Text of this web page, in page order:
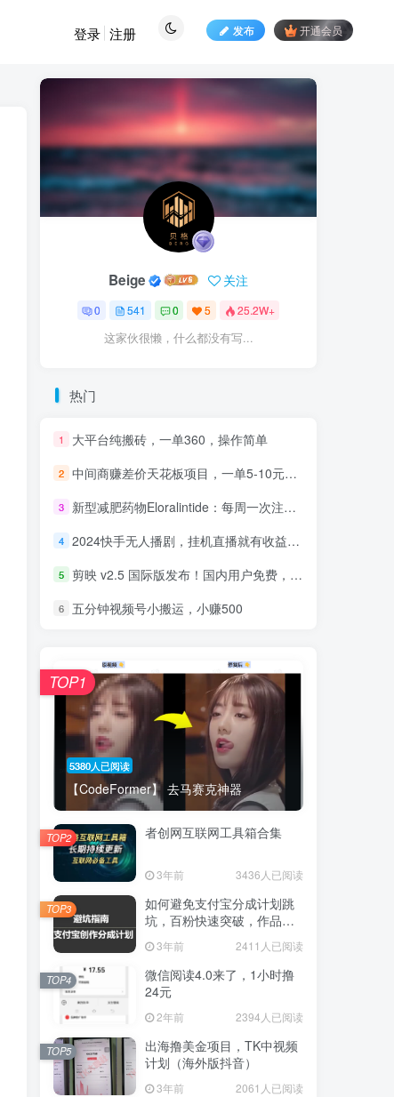
发布 开通会员
登录 注册
Beige 关注
0 541 0 5 25.2W+
这家伙很懒，什么都没有写...
热门
1 大平台纯搬砖，一单360，操作简单
2 中间商赚差价天花板项目，一单5-10元，零成本，无上限做单
3 新型减肥药物Eloralintide：每周一次注射可带来显著体重下降
4 2024快手无人播剧，挂机直播就有收益，一天躺赚1000+！
5 剪映 v2.5 国际版发布！国内用户免费，附赠安装包+120套离线模板
6 五分钟视频号小搬运，小赚500
5380人已阅读
【CodeFormer】 去马赛克神器
TOP1
者创网互联网工具箱合集
3年前 3436人已阅读
TOP2
如何避免支付宝分成计划跳
坑，百粉快速突破，作品要
3年前 2411人已阅读
TOP3
微信阅读4.0来了，1小时撸
24元
2年前 2394人已阅读
TOP4
出海撸美金项目，TK中视频
计划（海外版抖音）
3年前 2061人已阅读
TOP5